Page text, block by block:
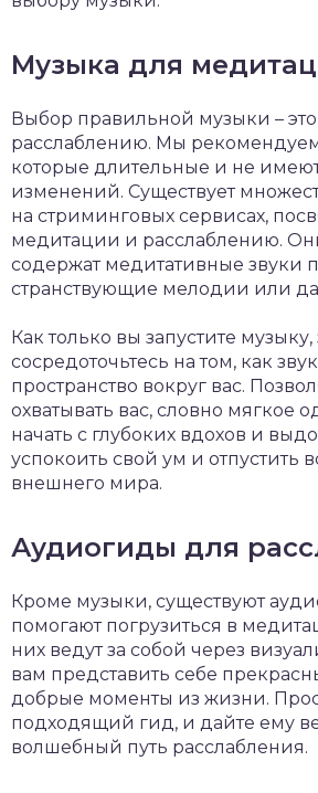
Музыка для
Выбор правильной музыки –
расслаблению. Мы
которые длительные и не
изменений. Существует
на стриминговых сервисах,
медитации и расслаблению.
содержат медитативные звуки
странствующие мелодии или
Как только вы запустите музыку,
сосредоточьтесь на том, как
пространство вокруг вас.
охватывать вас, словно мягкое
начать с глубоких вдохов и
успокоить свой ум и отпустить
внешнего мира.
Аудиогиды для
Кроме музыки, существуют
помогают погрузиться в
них ведут за собой через
вам представить себе
добрые моменты из жизни.
подходящий гид, и дайте ему
волшебный путь расслабления.